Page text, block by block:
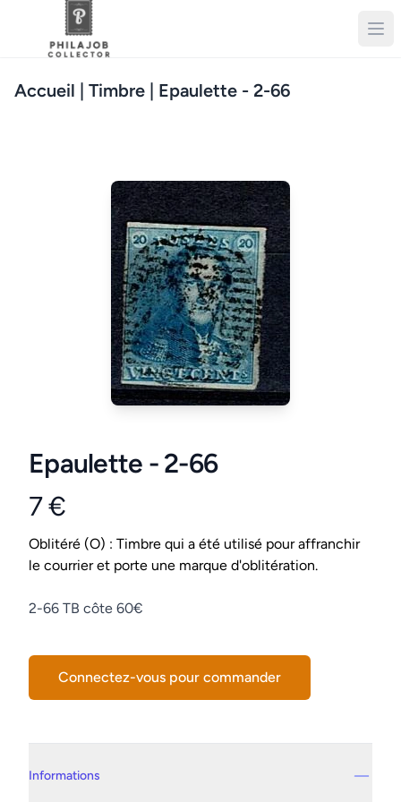
Accueil | Timbre | Epaulette - 2-66
Epaulette - 2-66
Product information
7 €
Conditions
Oblitéré (O) : Timbre qui a été utilisé pour affranchir
le courrier et porte une marque d'oblitération.
Description
2-66 TB côte 60€
Connectez-vous pour commander
Informations